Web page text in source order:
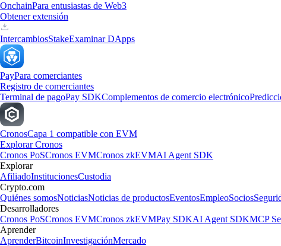
OnchainPara entusiastas de Web3
Obtener extensión
IntercambiosStakeExaminar DApps
PayPara comerciantes
Registro de comerciantes
Terminal de pagoPay SDKComplementos de comercio electrónico
CronosCapa 1 compatible con EVM
Explorar Cronos
Cronos PoSCronos EVMCronos zkEVMAI Agent SDK
Explorar
AfiliadoInstitucionesCustodia
Crypto.com
Quiénes somosNoticiasNoticias de productosEventosEmpleoSocios
Desarrolladores
Cronos PoSCronos EVMCronos zkEVMPay SDKAI Agent SDKMCP
Aprender
AprenderBitcoinInvestigaciónMercado